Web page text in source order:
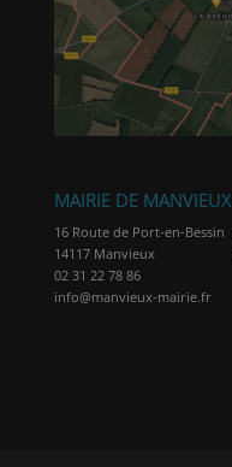
MAIRIE DE MANVIEUX
16 Route de Port-en-Bessin
14117 Manvieux
02 31 22 78 86
info@manvieux-mairie.fr